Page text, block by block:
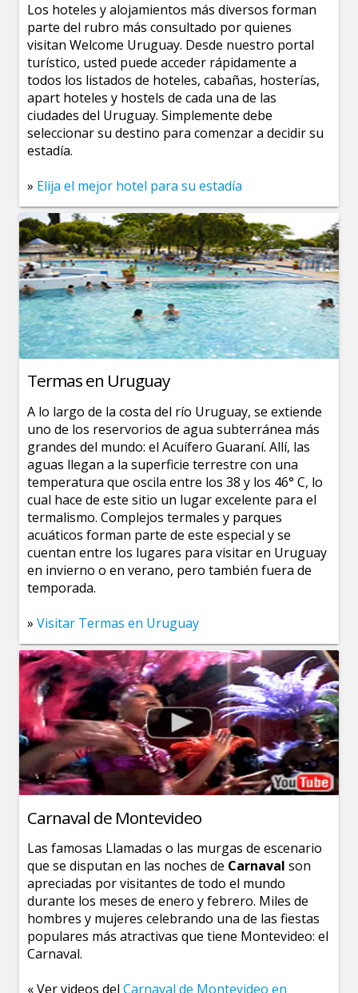
Los hoteles y alojamientos más diversos forman
parte del rubro más consultado por quienes
visitan Welcome Uruguay. Desde nuestro portal
turístico, usted puede acceder rápidamente a
todos los listados de hoteles, cabañas, hosterías,
apart hoteles y hostels de cada una de las
ciudades del Uruguay. Simplemente debe
seleccionar su destino para comenzar a decidir su
estadía.
» Elija el mejor hotel para su estadía
Termas en Uruguay
A lo largo de la costa del río Uruguay, se extiende
uno de los reservorios de agua subterránea más
grandes del mundo: el Acuífero Guaraní. Allí, las
aguas llegan a la superficie terrestre con una
temperatura que oscila entre los 38 y los 46° C, lo
cual hace de este sitio un lugar excelente para el
termalismo. Complejos termales y parques
acuáticos forman parte de este especial y se
cuentan entre los lugares para visitar en Uruguay
en invierno o en verano, pero también fuera de
temporada.
» Visitar Termas en Uruguay
Carnaval de Montevideo
Las famosas Llamadas o las murgas de escenario
que se disputan en las noches de Carnaval son
apreciadas por visitantes de todo el mundo
durante los meses de enero y febrero. Miles de
hombres y mujeres celebrando una de las fiestas
populares más atractivas que tiene Montevideo: el
Carnaval.
« Ver videos del Carnaval de Montevideo en